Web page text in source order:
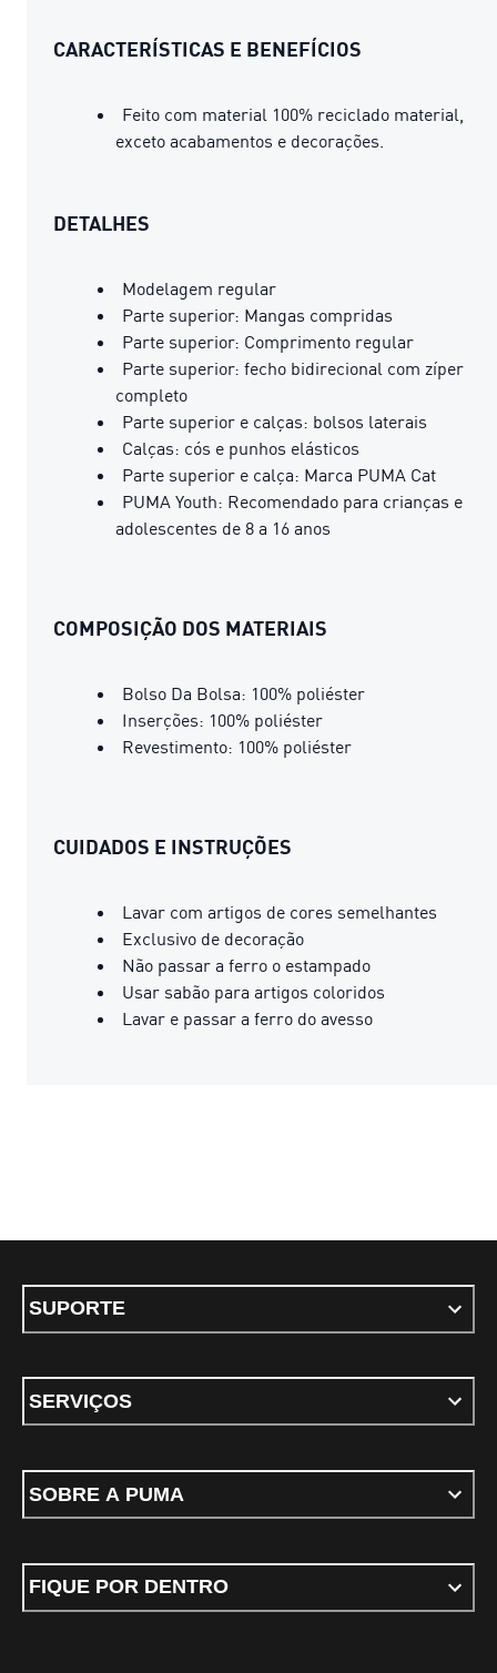
CARACTERÍSTICAS E BENEFÍCIOS
Feito com material 100% reciclado material,
exceto acabamentos e decorações.
DETALHES
Modelagem regular
Parte superior: Mangas compridas
Parte superior: Comprimento regular
Parte superior: fecho bidirecional com zíper
completo
Parte superior e calças: bolsos laterais
Calças: cós e punhos elásticos
Parte superior e calça: Marca PUMA Cat
PUMA Youth: Recomendado para crianças e
adolescentes de 8 a 16 anos
COMPOSIÇÃO DOS MATERIAIS
Bolso Da Bolsa: 100% poliéster
Inserções: 100% poliéster
Revestimento: 100% poliéster
CUIDADOS E INSTRUÇÕES
Lavar com artigos de cores semelhantes
Exclusivo de decoração
Não passar a ferro o estampado
Usar sabão para artigos coloridos
Lavar e passar a ferro do avesso
SUPORTE
SERVIÇOS
SOBRE A PUMA
FIQUE POR DENTRO